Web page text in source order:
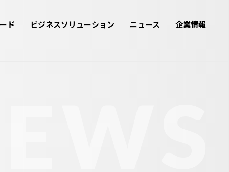
ド ビジネスソリューション ニュース 企業情報